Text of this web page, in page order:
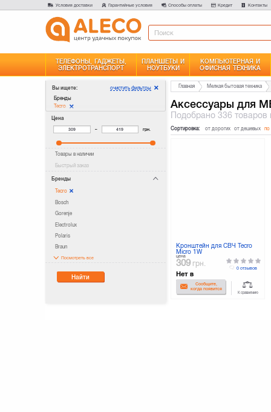
Условия доставки Гарантийные условия Способы оплаты Кредит Контакты
ТЕЛЕФОНЫ, ГАДЖЕТЫ,
ЭЛЕКТРОТРАНСПОРТ
ПЛАНШЕТЫ И
НОУТБУКИ
КОМПЬЮТЕРНАЯ И
ОФИСНАЯ ТЕХНИКА
Вы ищете:
Бренды
Tecro
очистить фильтры
Цена
– грн.
Товары в наличии
Быстрый заказ
Бренды
Tecro
Bosch
Gorenje
Electrolux
Polaris
Braun
Посмотреть все
Найти
Главная Мелкая бытовая техника
Аксессуары для
Подобрано336 товаров
Сортировка: от дорогих от дешевых по
Кронштейн для СВЧ Tecro
Micro 1W
цена
309 грн.
Нет в
наличииСообщите,
когда появится
0 отзывов
К сравнению